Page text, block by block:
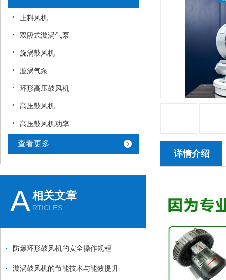
上料风机
双段式漩涡气泵
旋涡鼓风机
漩涡气泵
环形高压鼓风机
高压鼓风机
高压鼓风机功率
查看更多
A相关文章
RTICLES
防爆环形鼓风机的安全操作规程
漩涡鼓风机的节能技术与能效提升
详情介绍